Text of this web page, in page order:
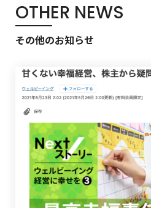
OTHER NEWS
その他のお知らせ